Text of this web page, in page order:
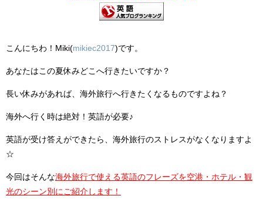
こんにちわ！Miki(mikiec2017)です。
あなたはこの夏休みどこへ行きたいですか？
長い休みがあれば、海外旅行へ行きたくなるものですよね？
海外へ行く時は絶対！英語が必要♪
英語が受け答えができたら、海外旅行のストレスがなくなりますよ
☆
今回はそんな海外旅行で使える英語のフレーズを空港・ホテル・観
光のシーン別にご紹介します！